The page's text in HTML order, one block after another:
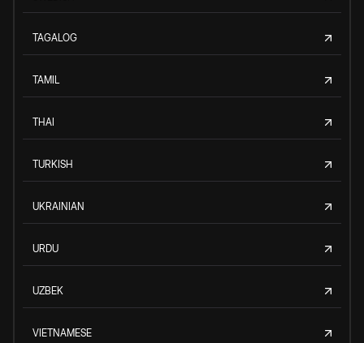
TAGALOG
TAMIL
THAI
TURKISH
UKRAINIAN
URDU
UZBEK
VIETNAMESE